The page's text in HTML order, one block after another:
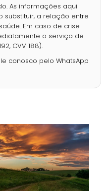
As informações aqui
substituir, a relação entre
Em caso de crise
o serviço de
CVV 188).
conosco pelo WhatsApp